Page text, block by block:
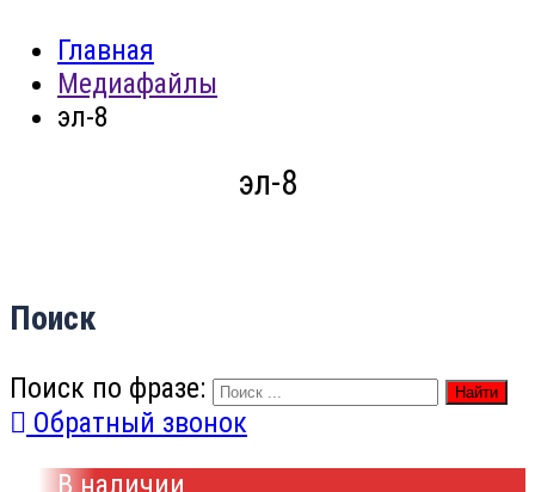
Главная
Медиафайлы
эл-8
эл-8
Поиск
Поиск по фразе: Найти
Обратный звонок
В наличии